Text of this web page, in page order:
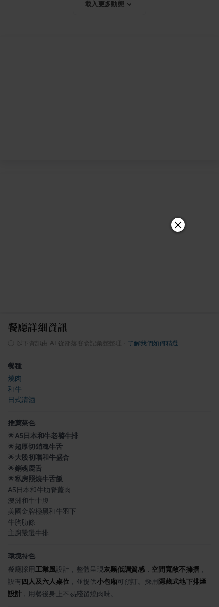
載入更多動態
餐廳詳細資訊
以下資訊由 AI 從部落客食記彙整整理 了解我們如何精選
餐種
燒肉
和牛
日式清酒
推薦菜色
🌟A5日本和牛老饕牛排
🌟超厚切銷魂牛舌
🌟大股初嚐和牛盛合
🌟銷魂鹿舌
🌟私房照燒牛舌飯
A5日本和牛肋脊蓋肉
澳洲和牛中腹
美國金牌極黑和牛羽下
牛胸肋條
主廚嚴選牛排
環境特色
餐廳採用工業風設計，整體呈現灰黑低調質感 ， 空間寬敞不擁擠 ，
設有 四人及六人桌位 ，並提供小包廂可預訂。採用 隱藏式地下排煙
設計 ，用餐後身上不易殘留燒肉味。